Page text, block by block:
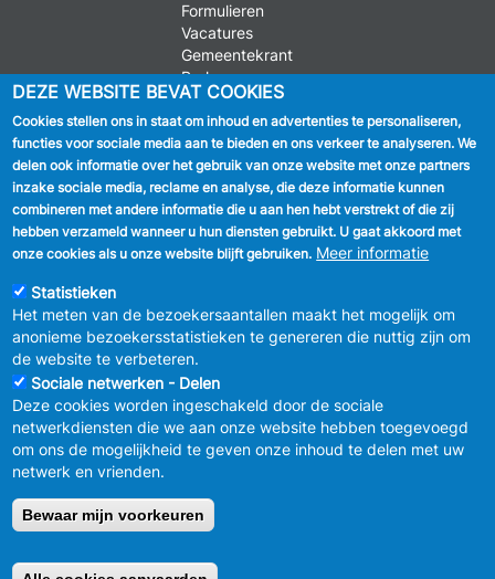
Formulieren
Vacatures
Gemeentekrant
Parkeren
VOLG ONS
Facebook
Linkedin
Instagram
MENU
FOOTER
LEGAL
Vertrouwelijkheid
Verbeteringsplan
van de sociale netwerken
1070-Brussel -
DEZE WEBSITE BEVAT COOKIES
Cookies stellen ons in staat om inhoud en advertenties te personaliseren,
functies voor sociale media aan te bieden en ons verkeer te analyseren. We
delen ook informatie over het gebruik van onze website met onze partners
inzake sociale media, reclame en analyse, die deze informatie kunnen
combineren met andere informatie die u aan hen hebt verstrekt of die zij
hebben verzameld wanneer u hun diensten gebruikt. U gaat akkoord met
onze cookies als u onze website blijft gebruiken. Meer informatie
Statistieken
Het meten van de bezoekersaantallen maakt het mogelijk om
anonieme bezoekersstatistieken te genereren die nuttig zijn om
de website te verbeteren.
Sociale netwerken - Delen
Deze cookies worden ingeschakeld door de sociale
netwerkdiensten die we aan onze website hebben toegevoegd
om ons de mogelijkheid te geven onze inhoud te delen met uw
netwerk en vrienden.
Bewaar mijn voorkeuren